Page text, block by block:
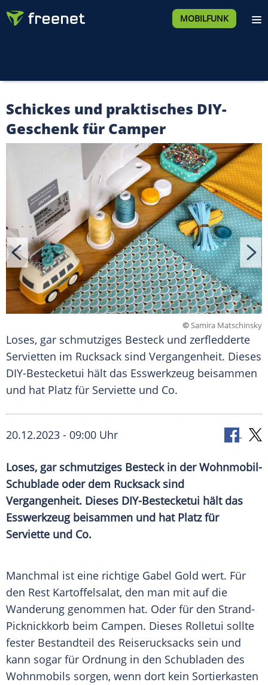
MOBILFUNK
Schickes und praktisches DIY-
Geschenk für Camper
©Samira Matschinsky
Loses, gar schmutziges Besteck und zerfledderte
Servietten im Rucksack sind Vergangenheit. Dieses
DIY-Bestecketui hält das Esswerkzeug beisammen
und hat Platz für Serviette und Co.
20.12.2023 - 09:00 Uhr
Loses, gar schmutziges Besteck in der Wohnmobil-
Schublade oder dem Rucksack sind
Vergangenheit. Dieses DIY-Bestecketui hält das
Esswerkzeug beisammen und hat Platz für
Serviette und Co.
Manchmal ist eine richtige Gabel Gold wert. Für
den Rest Kartoffelsalat, den man mit auf die
Wanderung genommen hat. Oder für den Strand-
Picknickkorb beim Campen. Dieses Rolletui sollte
fester Bestandteil des Reiserucksacks sein und
kann sogar für Ordnung in den Schubladen des
Wohnmobils sorgen, wenn dort kein Sortierkasten